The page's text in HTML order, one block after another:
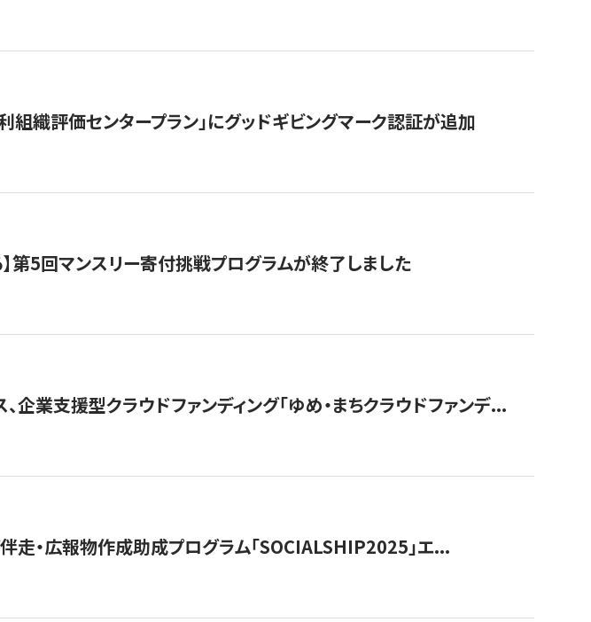
組織評価センタープラン」にグッドギビングマーク認証が追加
第5回マンスリー寄付挑戦プログラムが終了しました
企業支援型クラウドファンディング「ゆめ・まちクラウドファンデ...
走・広報物作成助成プログラム「SOCIALSHIP2025」エ...